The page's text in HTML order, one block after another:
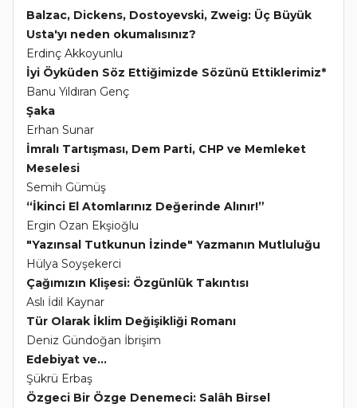
Balzac, Dickens, Dostoyevski, Zweig: Üç Büyük
Usta'yı neden okumalısınız?
Erdinç Akkoyunlu
İyi Öyküden Söz Ettiğimizde Sözünü Ettiklerimiz*
Banu Yıldıran Genç
Şaka
Erhan Sunar
İmralı Tartışması, Dem Parti, CHP ve Memleket
Meselesi
Semih Gümüş
“İkinci El Atomlarınız Değerinde Alınır!”
Ergin Ozan Ekşioğlu
"Yazınsal Tutkunun İzinde" Yazmanın Mutluluğu
Hülya Soyşekerci
Çağımızın Klişesi: Özgünlük Takıntısı
Aslı İdil Kaynar
Tür Olarak İklim Değişikliği Romanı
Deniz Gündoğan İbrişim
Edebiyat ve...
Şükrü Erbaş
Özgeci Bir Özge Denemeci: Salâh Birsel